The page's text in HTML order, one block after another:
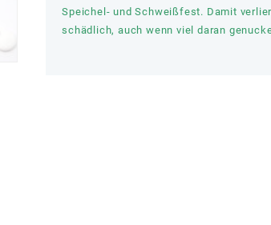
Speichel- und Schweißfest. Damit
schädlich, auch wenn viel daran